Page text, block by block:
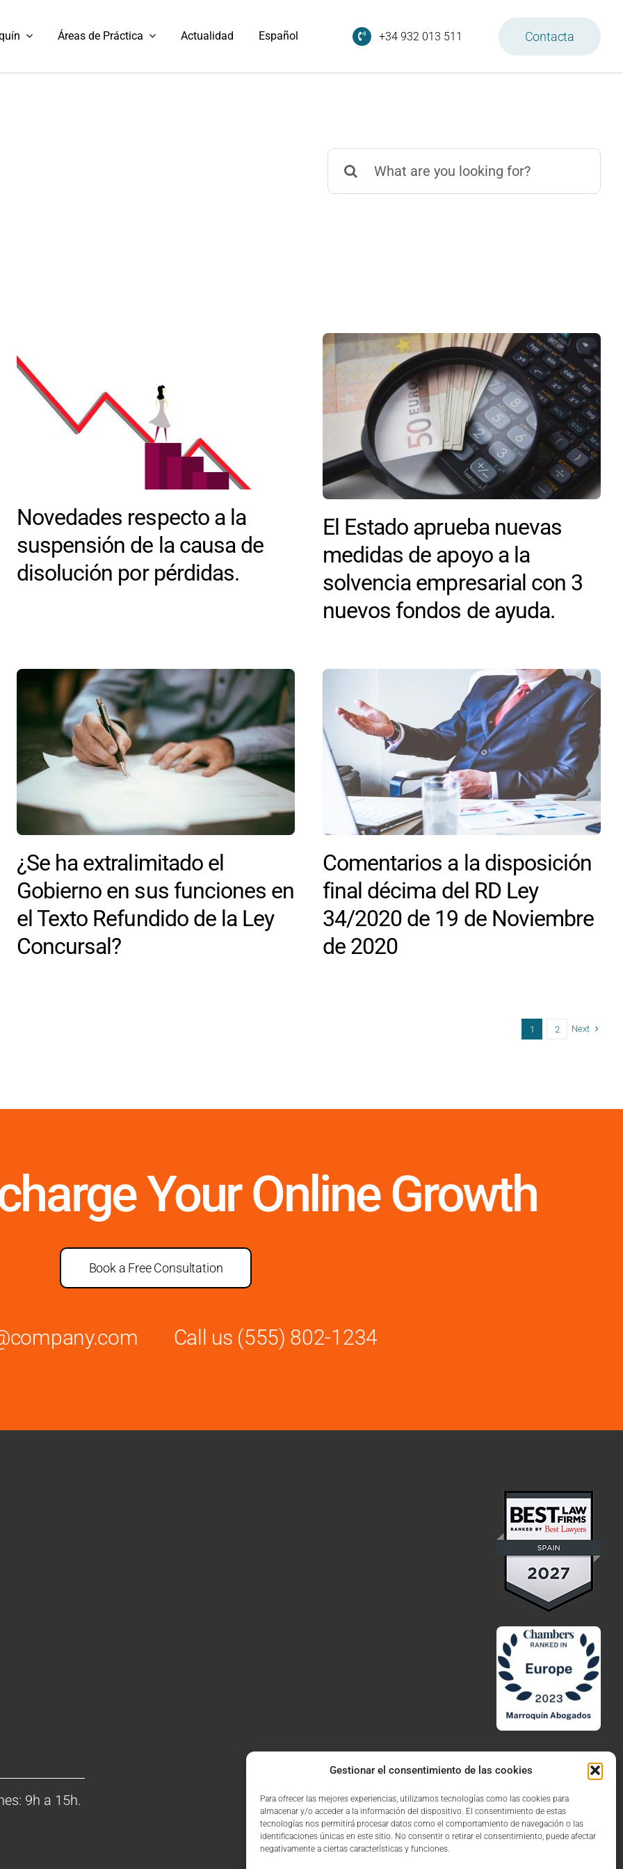
Gestionar el consentimiento de las cookies
Para ofrecer las mejores experiencias, utilizamos tecnologías como las cookies para
almacenar y/o acceder a la información del dispositivo. El consentimiento de estas
tecnologías nos permitirá procesar datos como el comportamiento de navegación o las
identificaciones únicas en este sitio. No consentir o retirar el consentimiento, puede afectar
negativamente a ciertas características y funciones.
Áreas de Práctica Actualidad Español +34 932 013 511 Contacta
Search
for:
Novedades respecto a la
suspensión de la causa de
disolución por pérdidas.
El Estado aprueba nuevas
medidas de apoyo a la
solvencia empresarial con 3
nuevos fondos de ayuda.
¿Se ha extralimitado el
Gobierno en sus funciones en
el Texto Refundido de la Ley
Concursal?
Comentarios a la disposición
final décima del RD Ley
34/2020 de 19 de Noviembre
de 2020
1 2 Next
Your Online Growth
Book a Free Consultation
Call us (555) 802-1234
9h a 15h.
Aviso Legal Política de Privacidad Política de Cookies